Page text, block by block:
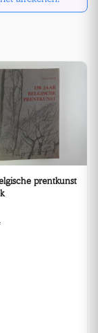
prentkunst